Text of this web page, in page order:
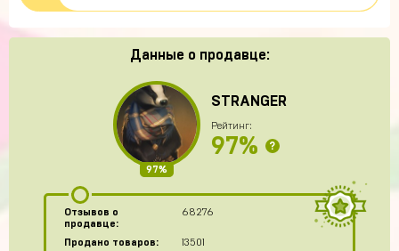
Данные о продавце:
97%
STRANGER
Рейтинг:
97% ?
Отзывов о
продавце:
68276
Продано товаров:
13501